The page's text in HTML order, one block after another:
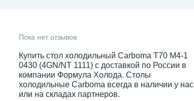
Пока нет отзывов
Купить стол холодильный Carboma T70 M4-1
0430 (4GN/NT 1111) с доставкой по России в
компании Формула Холода. Столы
холодильные Carboma всегда в наличии у нас
или на складах партнеров.